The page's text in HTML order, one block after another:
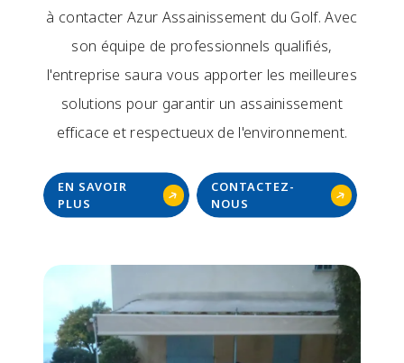
à contacter Azur Assainissement du Golf. Avec
son équipe de professionnels qualifiés,
l'entreprise saura vous apporter les meilleures
solutions pour garantir un assainissement
efficace et respectueux de l'environnement.
EN SAVOIR
PLUS
CONTACTEZ-
NOUS